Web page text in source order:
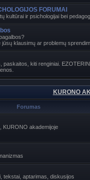
FORUMAI
kultūrai ir psichologijai bei
klausimų ar problemų
kiti renginiai.
KURONO
Forumas
KURONO akademijoje
tekstai, aptarimas, diskusijos